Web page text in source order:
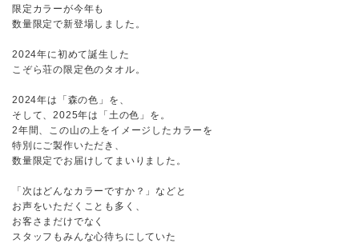
限定カラーが今年も
数量限定で新登場しました。
2024年に初めて誕生した
こぞら荘の限定色のタオル。
2024年は「森の色」を、
そして、2025年は「土の色」を。
2年間、この山の上をイメージしたカラーを
特別にご製作いただき、
数量限定でお届けしてまいりました。
「次はどんなカラーですか？」などと
お声をいただくことも多く、
お客さまだけでなく
スタッフもみんな心待ちにしていた